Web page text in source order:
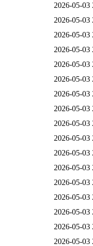
2026-05-03
2026-05-03
2026-05-03
2026-05-03
2026-05-03
2026-05-03
2026-05-03
2026-05-03
2026-05-03
2026-05-03
2026-05-03
2026-05-03
2026-05-03
2026-05-03
2026-05-03
2026-05-03
2026-05-03